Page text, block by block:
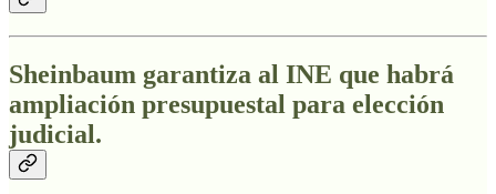
Sheinbaum garantiza al INE que habrá
ampliación presupuestal para elección
judicial.